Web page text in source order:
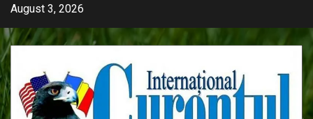
Skip
content
August 3, 2026